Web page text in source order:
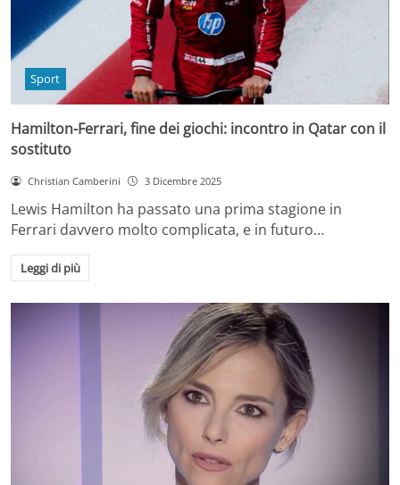
Sport
Hamilton-Ferrari, fine dei giochi: incontro in Qatar con il
sostituto
Christian Camberini 3 Dicembre 2025
Lewis Hamilton ha passato una prima stagione in
Ferrari davvero molto complicata, e in futuro…
Leggi di più